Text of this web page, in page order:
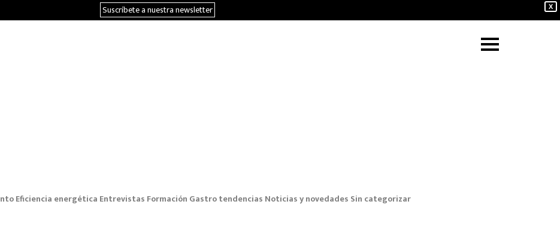
X
Suscríbete a nuestra newsletter
Eficiencia energética Entrevistas Formación Gastro tendencias Noticias y novedades Sin categorizar